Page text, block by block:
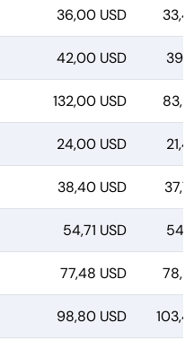
36,00 USD
42,00 USD
132,00 USD
24,00 USD
38,40 USD
54,71 USD
77,48 USD
98,80 USD